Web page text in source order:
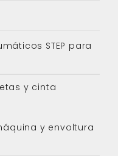
STEP para
y cinta
y envoltura